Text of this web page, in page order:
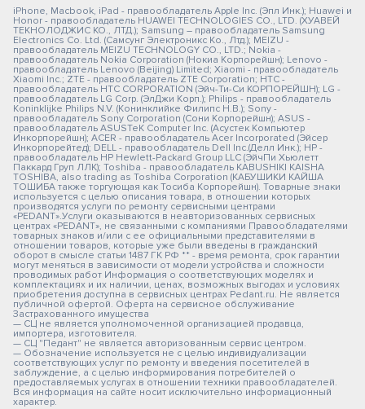
iPhone, Macbook, iPad - правообладатель Apple Inc. (Эпл Инк.); Huawei и
Honor - правообладатель HUAWEI TECHNOLOGIES CO., LTD. (ХУАВЕЙ
ТЕКНОЛОДЖИС КО., ЛТД.); Samsung – правообладатель Samsung
Electronics Co. Ltd. (Самсунг Электроникс Ко., Лтд.); MEIZU -
правообладатель MEIZU TECHNOLOGY CO., LTD.; Nokia -
правообладатель Nokia Corporation (Нокиа Корпорейшн); Lenovo -
правообладатель Lenovo (Beijing) Limited; Xiaomi - правообладатель
Xiaomi Inc.; ZTE - правообладатель ZTE Corporation; HTC -
правообладатель HTC CORPORATION (Эйч-Ти-Си КОРПОРЕЙШН); LG -
правообладатель LG Corp. (ЭлДжи Корп.); Philips - правообладатель
Koninklijke Philips N.V. (Конинклийке Филипс Н.В.); Sony -
правообладатель Sony Corporation (Сони Корпорейшн); ASUS -
правообладатель ASUSTeK Computer Inc. (Асустек Компьютер
Инкорпорейшн); ACER - правообладатель Acer Incorporated (Эйсер
Инкорпорейтед); DELL - правообладатель Dell Inc.(Делл Инк.); HP -
правообладатель HP Hewlett-Packard Group LLC (ЭйчПи Хьюлетт
Паккард Груп ЛЛК); Toshiba - правообладатель KABUSHIKI KAISHA
TOSHIBA, also trading as Toshiba Corporation (КАБУШИКИ КАЙША
ТОШИБА также торгующая как Тосиба Корпорейшн). Товарные знаки
используется с целью описания товара, в отношении которых
производятся услуги по ремонту сервисными центрами
«PEDANT».Услуги оказываются в неавторизованных сервисных
центрах «PEDANT», не связанными с компаниями Правообладателями
товарных знаков и/или с ее официальными представителями в
отношении товаров, которые уже были введены в гражданский
оборот в смысле статьи 1487 ГК РФ ** - время ремонта, срок гарантии
могут меняться в зависимости от модели устройства и сложности
проводимых работ Информация о соответствующих моделях и
комплектациях и их наличии, ценах, возможных выгодах и условиях
приобретения доступна в сервисных центрах Pedant.ru. Не является
публичной офертой. Оферта на сервисное обслуживание
Застрахованного имущества
— СЦ не является уполномоченной организацией продавца,
импортера, изготовителя.
— СЦ "Педант" не является авторизованным сервис центром.
— Обозначение используется не с целью индивидуализации
соответствующих услуг по ремонту и введения посетителей в
заблуждение, а с целью информирования потребителей о
предоставляемых услугах в отношении техники правообладателей.
Вся информация на сайте носит исключительно информационный
характер.